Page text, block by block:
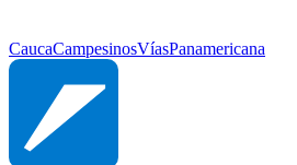
CaucaCampesinosVíasPanamericana